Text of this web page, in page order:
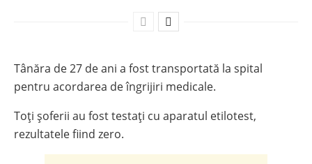
Tânăra de 27 de ani a fost transportată la spital
pentru acordarea de îngrijiri medicale.
Toți șoferii au fost testați cu aparatul etilotest,
rezultatele fiind zero.